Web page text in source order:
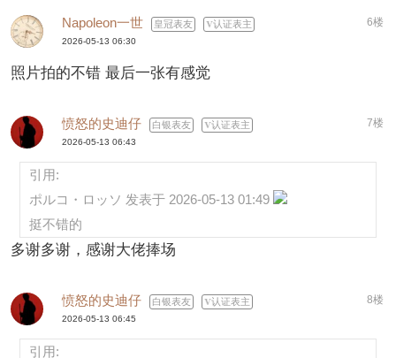
Napoleon一世 皇冠表友 认证表主 6楼
2026-05-13 06:30
照片拍的不错 最后一张有感觉
愤怒的史迪仔 白银表友 认证表主 7楼
2026-05-13 06:43
引用:
ポルコ・ロッソ 发表于 2026-05-13 01:49
挺不错的
多谢多谢，感谢大佬捧场
愤怒的史迪仔 白银表友 认证表主 8楼
2026-05-13 06:45
引用: